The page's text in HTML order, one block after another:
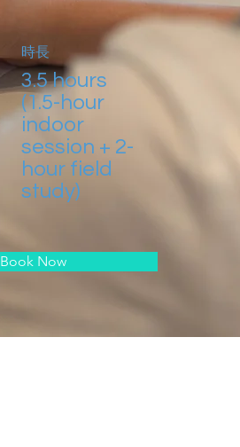
時長
3.5 hours
(1.5-hour
indoor
session + 2-
hour field
study)
Book Now